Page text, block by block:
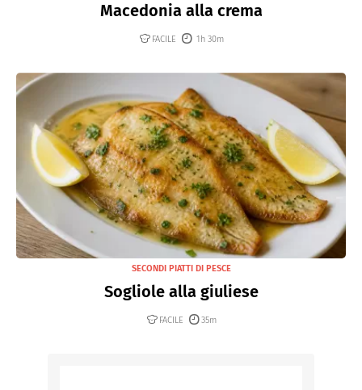
Macedonia alla crema
FACILE 1h 30m
SECONDI PIATTI DI PESCE
Sogliole alla giuliese
FACILE 35m